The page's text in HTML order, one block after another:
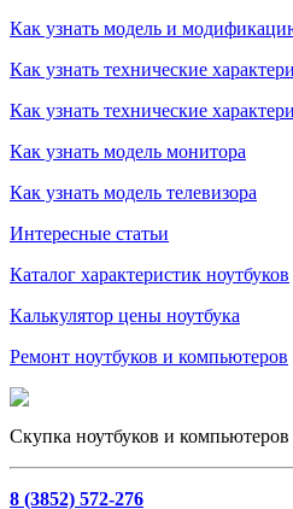
Как узнать модель и
Как узнать технические
Как узнать технические
Как узнать модель монитора
Как узнать модель телевизора
Интересные статьи
Каталог характеристик ноутбуков
Калькулятор цены ноутбука
Ремонт ноутбуков и компьютеров
Скупка ноутбуков и
8 (3852) 572-276